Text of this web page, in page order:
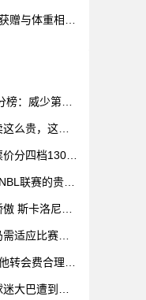
赠与体重相等
：威少第一
么贵，这似
价分四档130
联赛的贵州
斯卡洛尼是
适应比赛环
转会费合理且
大巴遭到枪